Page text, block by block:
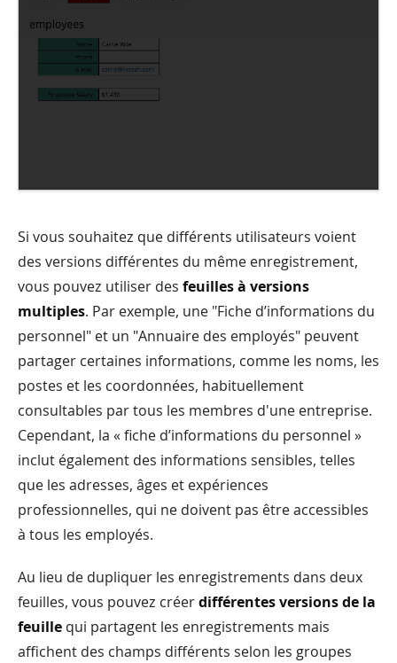
Si vous souhaitez que différents utilisateurs voient
des versions différentes du même enregistrement,
vous pouvez utiliser des feuilles à versions
multiples. Par exemple, une "Fiche d’informations du
personnel" et un "Annuaire des employés" peuvent
partager certaines informations, comme les noms, les
postes et les coordonnées, habituellement
consultables par tous les membres d'une entreprise.
Cependant, la « fiche d’informations du personnel »
inclut également des informations sensibles, telles
que les adresses, âges et expériences
professionnelles, qui ne doivent pas être accessibles
à tous les employés.
Au lieu de dupliquer les enregistrements dans deux
feuilles, vous pouvez créerdifférentes versions de la
feuille qui partagent les enregistrements mais
affichent des champs différents selon les groupes